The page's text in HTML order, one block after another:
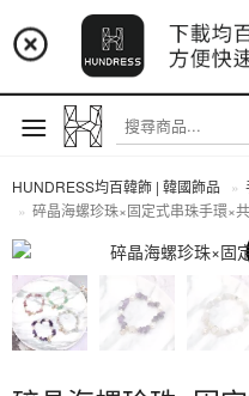
📢 市集預告
📢 市集預告：9/
📢 市集預告：8/
註冊
HUNDRESS均百韓飾 | 韓國飾品
碎晶海螺珍珠×固定式串珠手環×